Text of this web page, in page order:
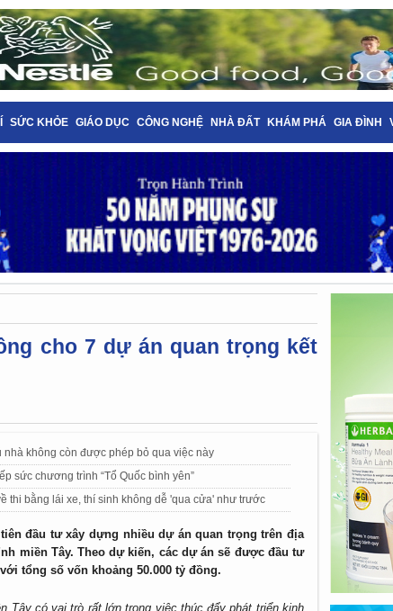
SỨC KHỎE GIÁO DỤC CÔNG NGHỆ NHÀ ĐẤT KHÁM PHÁ GIA ĐÌNH
cho 7 dự án quan trọng kết
không còn được phép bỏ qua việc này
sức chương trình “Tổ Quốc bình yên”
thi bằng lái xe, thí sinh không dễ 'qua cửa' như trước
tiên đầu tư xây dựng nhiều dự án quan trọng trên địa
miền Tây. Theo dự kiến, các dự án sẽ được đầu tư
tổng số vốn khoảng 50.000 tỷ đồng.
Tây có vai trò rất lớn trong việc thúc đẩy phát triển kinh